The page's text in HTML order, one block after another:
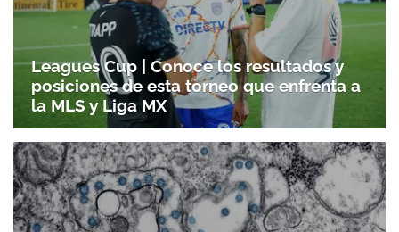
Leagues Cup | Conoce los resultados y
posiciones de esta torneo que enfrenta a
la MLS y Liga MX